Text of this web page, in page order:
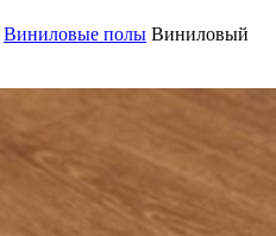
Виниловые полы Виниловый